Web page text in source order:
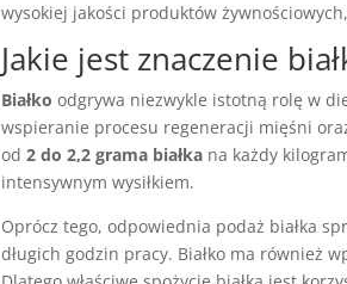
wysokiej jakości produktów
Jakie jest znaczenie
Białko odgrywa niezwykle istotną rolę w
wspieranie procesu regeneracji mięśni
od2 do 2,2 grama białka na każdy
intensywnym wysiłkiem.
Oprócz tego, odpowiednia podaż białka
długich godzin pracy. Białko ma również